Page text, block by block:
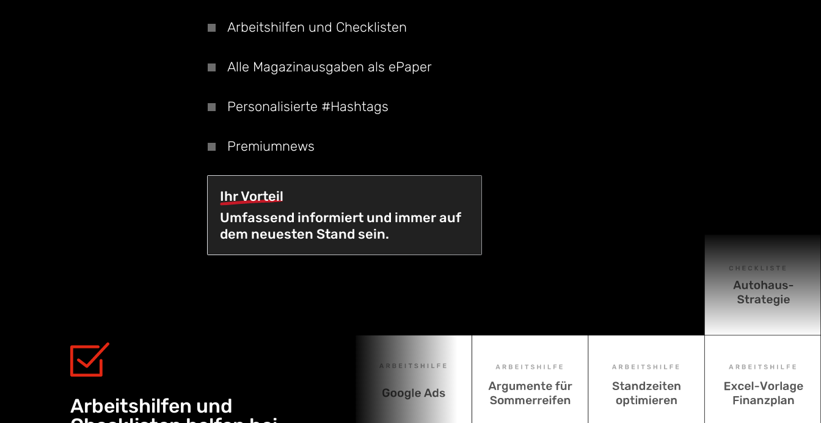
Arbeitshilfen und Checklisten
Alle Magazinausgaben als ePaper
Personalisierte #Hashtags
Premiumnews
Ihr Vorteil
Umfassend informiert und immer auf
dem neuesten Stand sein.
Arbeitshilfen und